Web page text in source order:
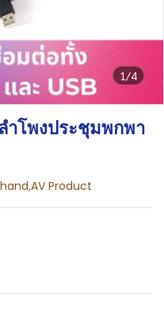
1/4
ำโพงประชุมพกพา
,AV Product